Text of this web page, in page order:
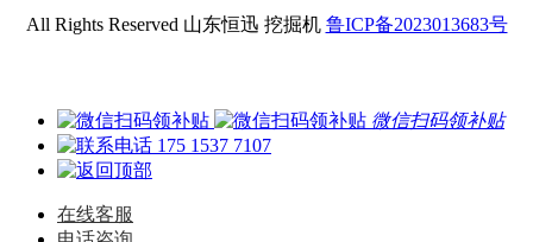
All Rights Reserved 山东恒迅 挖掘机 鲁ICP备2023013683号
微信扫码领补贴
175 1537 7107
在线客服